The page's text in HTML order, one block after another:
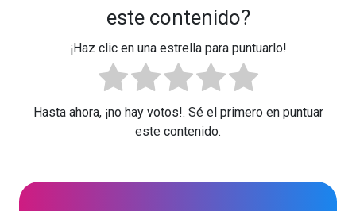
este contenido?
¡Haz clic en una estrella para puntuarlo!
Hasta ahora, ¡no hay votos!. Sé el primero en puntuar
este contenido.